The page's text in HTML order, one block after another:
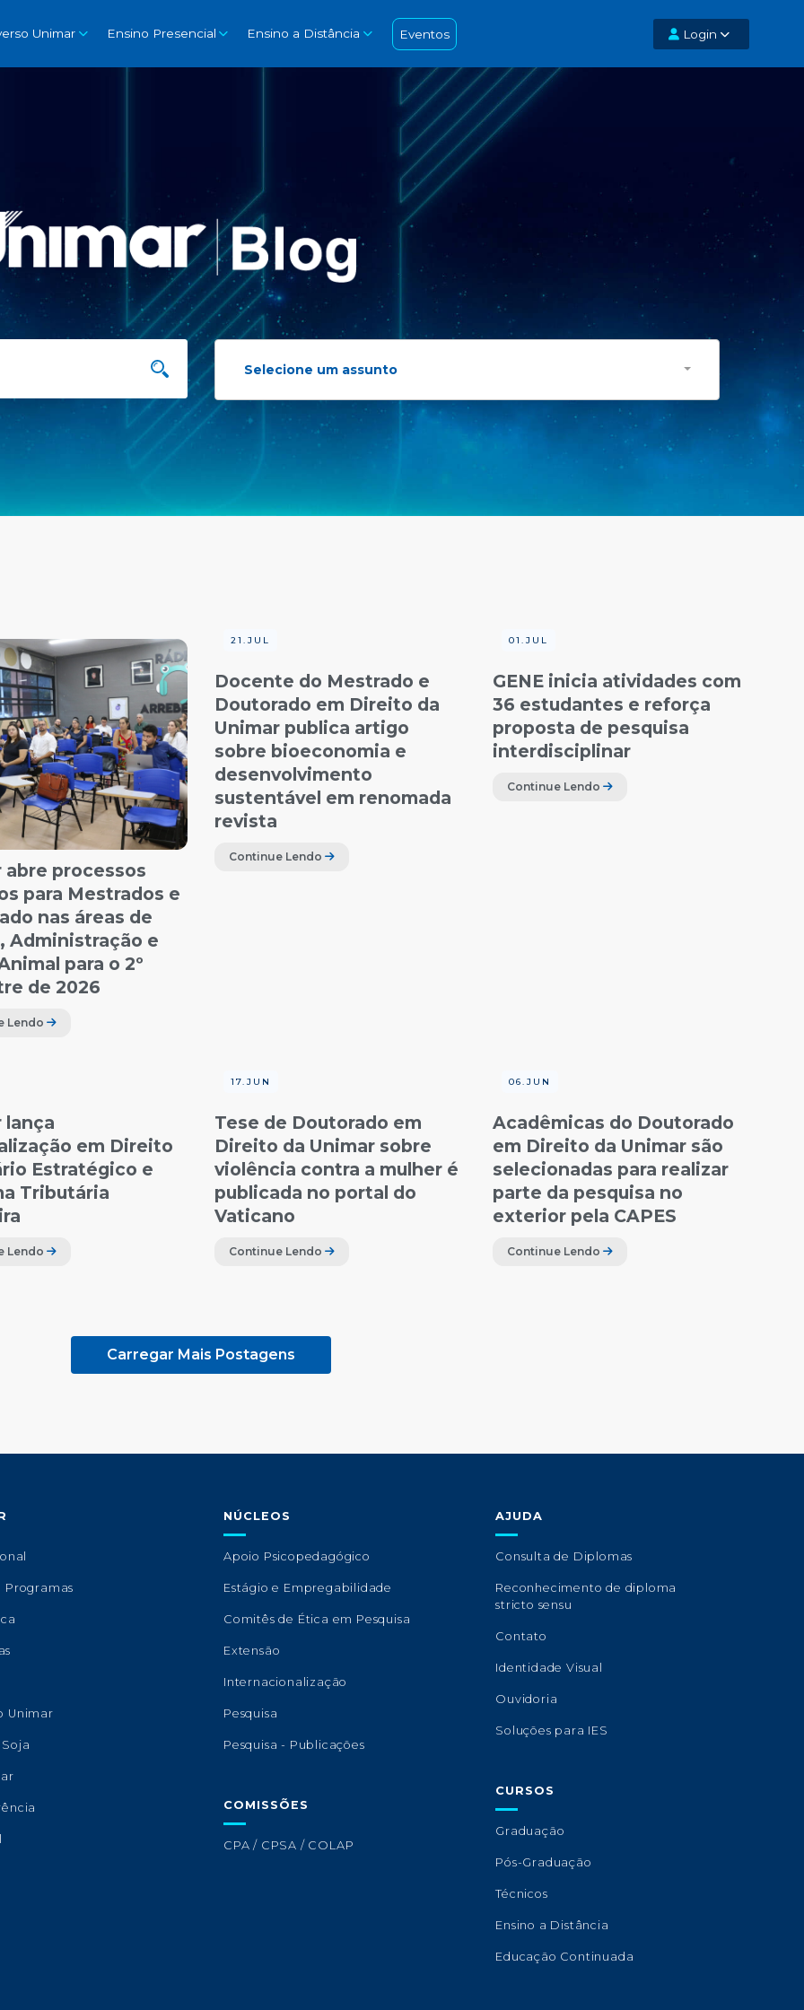
Unimar Ensino Presencial Ensino a Distância Eventos Login
Selecione um assunto
abre processos
para Mestrados e
nas áreas de
Administração e
para o 2º
de 2026
Lendo
21.JUL
Docente do Mestrado e
Doutorado em Direito da
Unimar publica artigo
sobre bioeconomia e
desenvolvimento
sustentável em renomada
revista
Continue Lendo
01.JUL
GENE inicia atividades com
36 estudantes e reforça
proposta de pesquisa
interdisciplinar
Continue Lendo
lança
em Direito
Estratégico e
Tributária
Lendo
17.JUN
Tese de Doutorado em
Direito da Unimar sobre
violência contra a mulher é
publicada no portal do
Vaticano
Continue Lendo
06.JUN
Acadêmicas do Doutorado
em Direito da Unimar são
selecionadas para realizar
parte da pesquisa no
exterior pela CAPES
Continue Lendo
Carregar Mais Postagens
Programas
Unimar
NÚCLEOS
Apoio Psicopedagógico
Estágio e Empregabilidade
Comitês de Ética em Pesquisa
Extensão
Internacionalização
Pesquisa
Pesquisa - Publicações
COMISSÕES
CPA / CPSA / COLAP
AJUDA
Consulta de Diplomas
Reconhecimento de diploma
stricto sensu
Contato
Identidade Visual
Ouvidoria
Soluções para IES
CURSOS
Graduação
Pós-Graduação
Técnicos
Ensino a Distância
Educação Continuada